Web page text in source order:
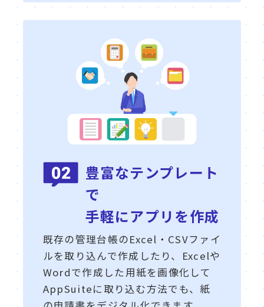
豊富なテンプレート
で
手軽にアプリを作成
既存の管理台帳のExcel・CSVファイ
ルを取り込んで作成したり、Excelや
Wordで作成した用紙を画像化して
AppSuiteに取り込む方法でも、紙